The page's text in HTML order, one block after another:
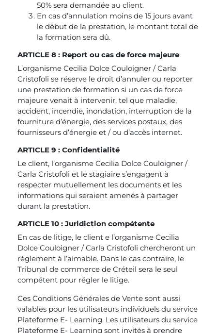
50% sera demandée au client.
En cas d’annulation moins de 15 jours avant
le début de la prestation, le montant total de
la formation sera dû.
ARTICLE 8 : Report ou cas de force majeure
L’organisme Cecilia Dolce Couloigner / Carla
Cristofoli se réserve le droit d’annuler ou reporter
une prestation de formation si un cas de force
majeure venait à intervenir, tel que maladie,
accident, incendie, inondation, interruption de la
fourniture d’énergie, des services postaux, des
fournisseurs d’énergie et / ou d’accès internet.
ARTICLE 9 : Confidentialité
Le client, l’organisme Cecilia Dolce Couloigner /
Carla Cristofoli et le stagiaire s’engagent à
respecter mutuellement les documents et les
informations qui seraient amenés à partager
durant la prestation.
ARTICLE 10 : Juridiction compétente
En cas de litige, le client e l’organisme Cecilia
Dolce Couloigner / Carla Cristofoli chercheront un
règlement à l’aimable. Dans le cas contraire, le
Tribunal de commerce de Créteil sera le seul
compétent pour régler le litige.
Ces Conditions Générales de Vente sont aussi
valables pour les utilisateurs individuels du service
Plateforme E- Learning. Les utilisateurs du service
Plateforme E- Learning sont invités à prendre